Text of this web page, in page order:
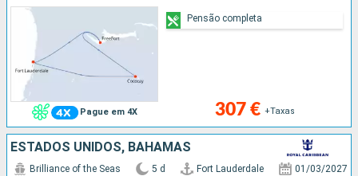
Pague em 4X 307 € +Taxas
Pensão completa
ESTADOS UNIDOS, BAHAMAS
Brilliance of the Seas 5 d Fort Lauderdale 01/03/2027